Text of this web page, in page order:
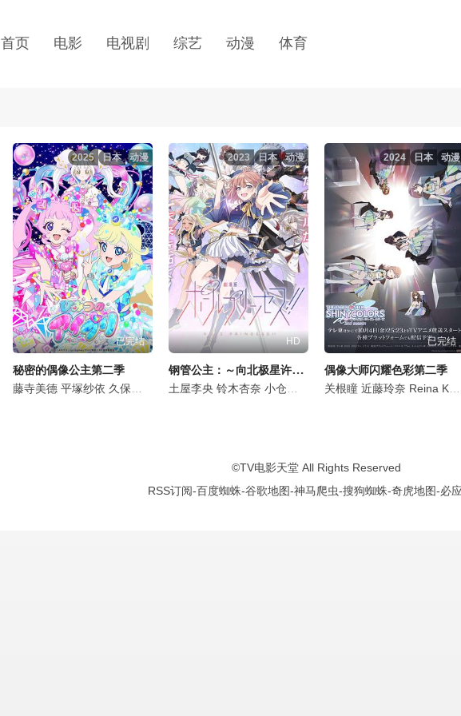
首页 电影 电视剧 综艺 动漫 体育
土屋李央 小清水亚美
动漫
日本
2025
已完结
秘密的偶像公主第二季
藤寺美德 平塚纱依 久保由利香 日比优理香 铃木杏奈 德井青空 和多田美咲 大地叶 喜多村英
动漫
日本
2023
HD
钢管公主：～向北极星许愿～
土屋李央 铃木杏奈 小仓唯 日向未南 南条爱乃 日高里菜 早
动漫
日本
2024
已完结
偶像大师闪耀色彩第二季
关根瞳 近藤玲奈 Reina Kondou
©TV电影天堂 All Rights Reserved
RSS订阅-百度蜘蛛-谷歌地图-神马爬虫-搜狗蜘蛛-奇虎地图-必